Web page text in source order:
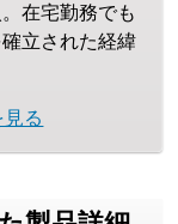
在宅勤務でも
立された経緯
る